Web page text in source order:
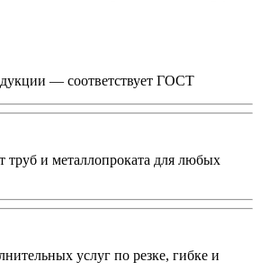
— соответствует ГОСТ
и металлопроката для любых
услуг по резке, гибке и